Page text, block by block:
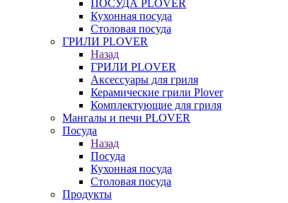
ПОСУДА PLOVER
Кухонная посуда
Столовая посуда
ГРИЛИ PLOVER
Назад
ГРИЛИ PLOVER
Аксессуары для гриля
Керамические грили Plover
Комплектующие для гриля
Мангалы и печи PLOVER
Посуда
Назад
Посуда
Кухонная посуда
Столовая посуда
Продукты